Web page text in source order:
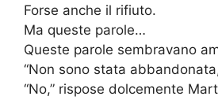
Forse anche il rifiuto.
Ma queste parole…
Queste parole sembravano
“Non sono stata
“No,” rispose dolcemente